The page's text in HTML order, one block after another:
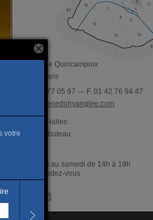
73-75, rue Quincampoix
75003 Paris
T. 01 42 77 05 97 — F. 01 42 76 94 47
www.galeriedohyanglee.com
Les Halles
Rambuteau
Du mardi au samedi de 14h à 19h
Et sur rendez-vous